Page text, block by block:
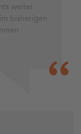
weiter
bisherigen